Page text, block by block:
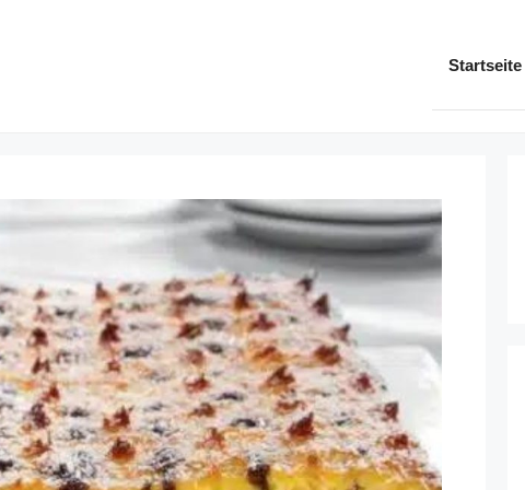
Startseite